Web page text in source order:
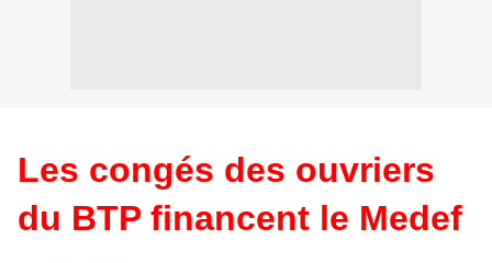
Les congés des ouvriers
du BTP financent le Medef